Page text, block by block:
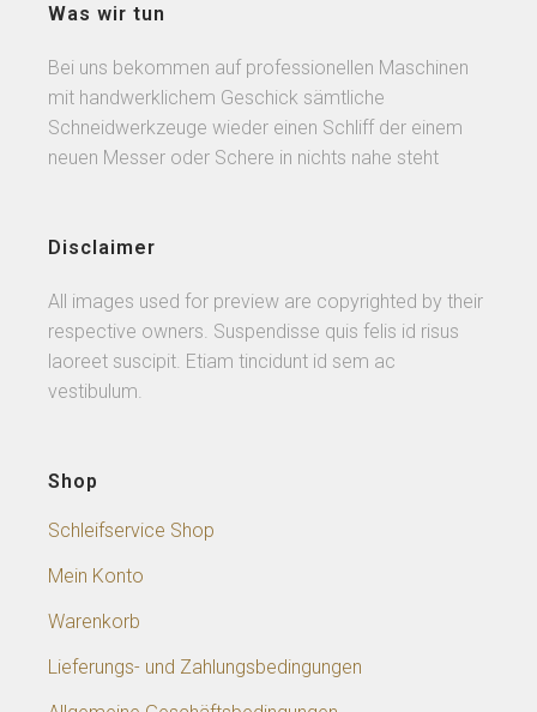
Was wir tun
Bei uns bekommen auf professionellen Maschinen
mit handwerklichem Geschick sämtliche
Schneidwerkzeuge wieder einen Schliff der einem
neuen Messer oder Schere in nichts nahe steht
Disclaimer
All images used for preview are copyrighted by their
respective owners. Suspendisse quis felis id risus
laoreet suscipit. Etiam tincidunt id sem ac
vestibulum.
Shop
Schleifservice Shop
Mein Konto
Warenkorb
Lieferungs- und Zahlungsbedingungen